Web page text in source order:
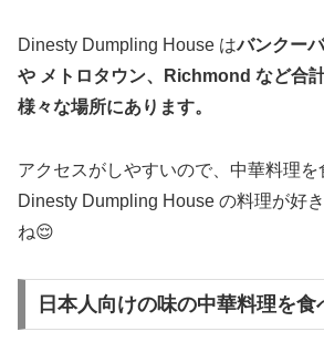
Dinesty Dumpling House はバンクー
や メトロタウン、Richmond など合
様々な場所にあります。
アクセスがしやすいので、中華料理
Dinesty Dumpling House の料理が好
ね😌
日本人向けの味の中華料理を食